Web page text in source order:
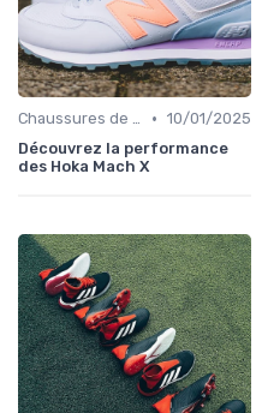
Chaussures de Course • 10/01/2025
Découvrez la performance
des Hoka Mach X